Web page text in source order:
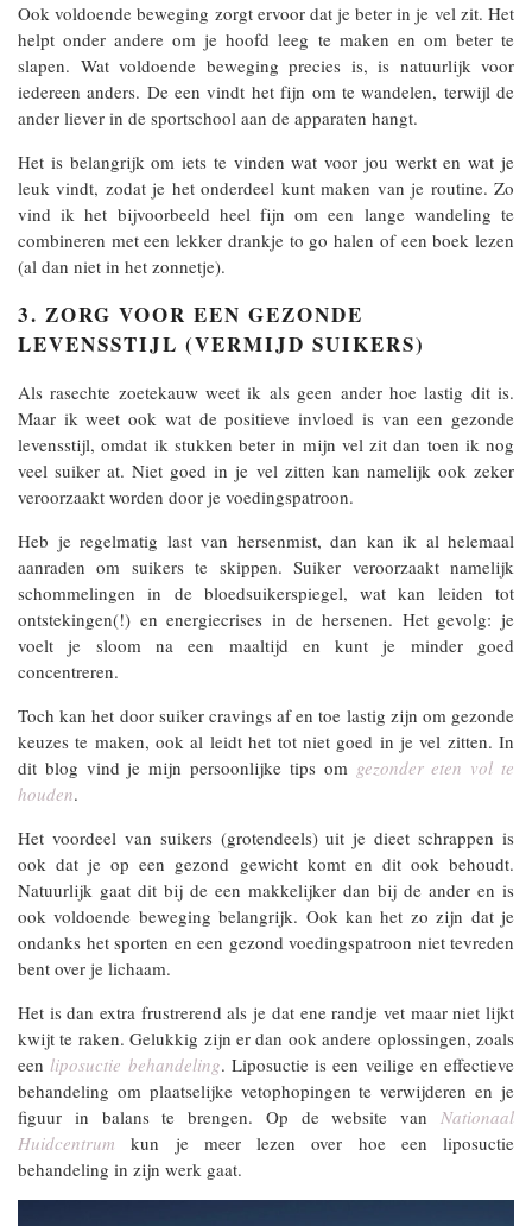
Ook voldoende beweging zorgt ervoor dat je beter in je vel zit. Het
helpt onder andere om je hoofd leeg te maken en om beter te
slapen. Wat voldoende beweging precies is, is natuurlijk voor
iedereen anders. De een vindt het fijn om te wandelen, terwijl de
ander liever in de sportschool aan de apparaten hangt.
Het is belangrijk om iets te vinden wat voor jou werkt en wat je
leuk vindt, zodat je het onderdeel kunt maken van je routine. Zo
vind ik het bijvoorbeeld heel fijn om een lange wandeling te
combineren met een lekker drankje to go halen of een boek lezen
(al dan niet in het zonnetje).
3. ZORG VOOR EEN GEZONDE
LEVENSSTIJL (VERMIJD SUIKERS)
Als rasechte zoetekauw weet ik als geen ander hoe lastig dit is.
Maar ik weet ook wat de positieve invloed is van een gezonde
levensstijl, omdat ik stukken beter in mijn vel zit dan toen ik nog
veel suiker at. Niet goed in je vel zitten kan namelijk ook zeker
veroorzaakt worden door je voedingspatroon.
Heb je regelmatig last van hersenmist, dan kan ik al helemaal
aanraden om suikers te skippen. Suiker veroorzaakt namelijk
schommelingen in de bloedsuikerspiegel, wat kan leiden tot
ontstekingen(!) en energiecrises in de hersenen. Het gevolg: je
voelt je sloom na een maaltijd en kunt je minder goed
concentreren.
Toch kan het door suiker cravings af en toe lastig zijn om gezonde
keuzes te maken, ook al leidt het tot niet goed in je vel zitten. In
dit blog vind je mijn persoonlijke tips om gezonder eten vol te
houden.
Het voordeel van suikers (grotendeels) uit je dieet schrappen is
ook dat je op een gezond gewicht komt en dit ook behoudt.
Natuurlijk gaat dit bij de een makkelijker dan bij de ander en is
ook voldoende beweging belangrijk. Ook kan het zo zijn dat je
ondanks het sporten en een gezond voedingspatroon niet tevreden
bent over je lichaam.
Het is dan extra frustrerend als je dat ene randje vet maar niet lijkt
kwijt te raken. Gelukkig zijn er dan ook andere oplossingen, zoals
een liposuctie behandeling. Liposuctie is een veilige en effectieve
behandeling om plaatselijke vetophopingen te verwijderen en je
figuur in balans te brengen. Op de website van Nationaal
Huidcentrum kun je meer lezen over hoe een liposuctie
behandeling in zijn werk gaat.